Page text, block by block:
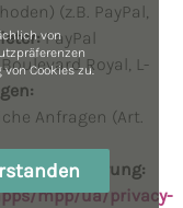
(z.B. PayPal,
PayPal
Royal, L-
Anfragen (Art.
mpp/ua/privacy-
von
Cookies zu.